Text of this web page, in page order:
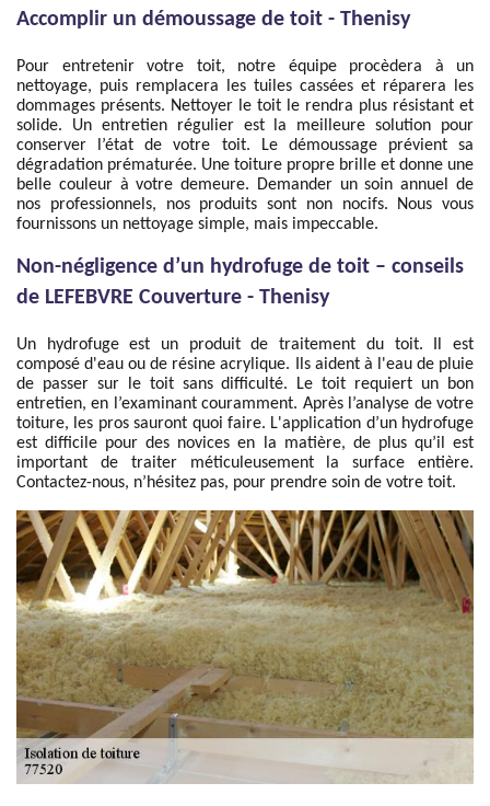
Accomplir un démoussage de toit - Thenisy
Pour entretenir votre toit, notre équipe procèdera à un
nettoyage, puis remplacera les tuiles cassées et réparera les
dommages présents. Nettoyer le toit le rendra plus résistant et
solide. Un entretien régulier est la meilleure solution pour
conserver l’état de votre toit. Le démoussage prévient sa
dégradation prématurée. Une toiture propre brille et donne une
belle couleur à votre demeure. Demander un soin annuel de
nos professionnels, nos produits sont non nocifs. Nous vous
fournissons un nettoyage simple, mais impeccable.
Non-négligence d’un hydrofuge de toit – conseils
de LEFEBVRE Couverture - Thenisy
Un hydrofuge est un produit de traitement du toit. Il est
composé d'eau ou de résine acrylique. Ils aident à l'eau de pluie
de passer sur le toit sans difficulté. Le toit requiert un bon
entretien, en l’examinant couramment. Après l’analyse de votre
toiture, les pros sauront quoi faire. L'application d’un hydrofuge
est difficile pour des novices en la matière, de plus qu’il est
important de traiter méticuleusement la surface entière.
Contactez-nous, n’hésitez pas, pour prendre soin de votre toit.